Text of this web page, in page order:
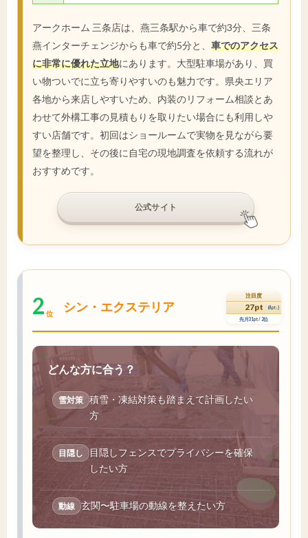
アークホーム 三条店は、燕三条駅から車で約3分、三条
燕インターチェンジからも車で約5分と、 車でのアクセス
に非常に優れた立地にあります。大型駐車場があり、買
い物ついでに立ち寄りやすいのも魅力です。県央エリア
各地から来店しやすいため、内装のリフォーム相談とあ
わせて外構工事の見積もりを取りたい場合にも利用しや
すい店舗です。初回はショールームで実物を見ながら要
望を整理し、その後に自宅の現地調査を依頼する流れが
おすすめです。
公式サイト
2 位 シン・エクステリア
注目度
27pt (4pt↓)
先月31pt / 2位
どんな方に合う？
雪対策 積雪・凍結対策も踏まえて計画したい
方
目隠し
目隠しフェンスでプライバシーを確保
したい方
動線 玄関〜駐車場の動線を整えたい方